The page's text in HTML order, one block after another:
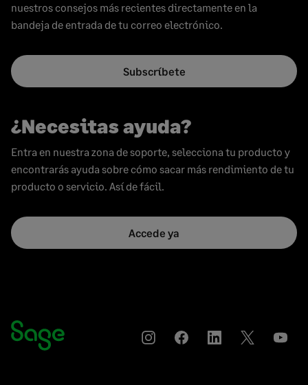
nuestros consejos más recientes directamente en la
bandeja de entrada de tu correo electrónico.
Subscríbete
¿Necesitas ayuda?
Entra en nuestra zona de soporte, selecciona tu producto y
encontrarás ayuda sobre cómo sacar más rendimiento de tu
producto o servicio. Así de fácil.
Accede ya
InstagramCompartirCompartirCompartir